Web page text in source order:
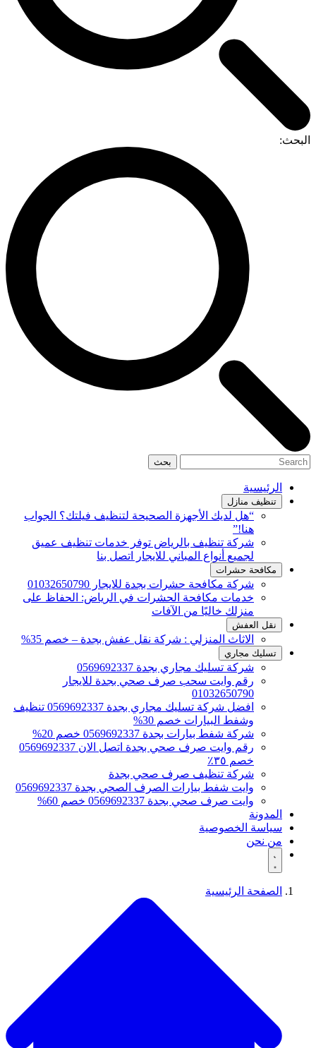
البحث:
بحث
الرئيسية
تنظيف منازل
“هل لديك الأجهزة الصحيحة لتنظيف فيلتك؟ الجواب
هنا!”
شركة تنظيف بالرياض توفر خدمات تنظيف عميق
لجميع أنواع المباني للايجار اتصل بنا
مكافحة حشرات
شركة مكافحة حشرات بجدة للايجار 01032650790
خدمات مكافحة الحشرات في الرياض: الحفاظ على
منزلك خاليًا من الآفات
نقل العفش
الاثاث المنزلي : شركة نقل عفش بجدة – خصم 35%
تسليك مجاري
شركة تسليك مجاري بجدة 0569692337
رقم وايت سحب صرف صحي بجدة للايجار
01032650790
افضل شركة تسليك مجاري بجدة 0569692337 تنظيف
وشفط البيارات خصم 30%
شركة شفط بيارات بجدة 0569692337 خصم 20%
رقم وايت صرف صحي بجدة اتصل الان 0569692337
خصم ٣٥٪
شركة تنظيف صرف صحي بجدة
وايت شفط بيارات الصرف الصحي بجدة 0569692337
وايت صرف صحي بجدة 0569692337 خصم 60%
المدونة
سياسة الخصوصية
من نحن
الصفحة الرئيسية